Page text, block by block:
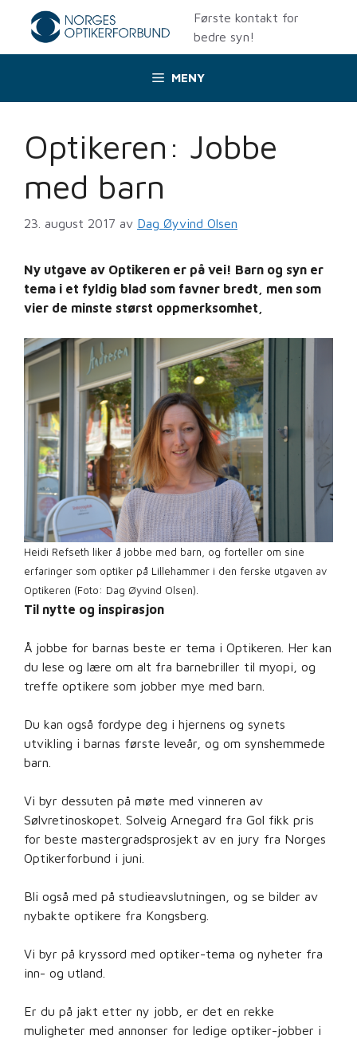
Første kontakt for
bedre syn!
MENY
Optikeren: Jobbe
med barn
23. august 2017 av Dag Øyvind Olsen
Ny utgave av Optikeren er på vei! Barn og syn er
tema i et fyldig blad som favner bredt, men som
vier de minste størst oppmerksomhet,
Heidi Refseth liker å jobbe med barn, og forteller om sine
erfaringer som optiker på Lillehammer i den ferske utgaven av
Optikeren (Foto: Dag Øyvind Olsen).
Til nytte og inspirasjon
Å jobbe for barnas beste er tema i Optikeren. Her kan
du lese og lære om alt fra barnebriller til myopi, og
treffe optikere som jobber mye med barn.
Du kan også fordype deg i hjernens og synets
utvikling i barnas første leveår, og om synshemmede
barn.
Vi byr dessuten på møte med vinneren av
Sølvretinoskopet. Solveig Arnegard fra Gol fikk pris
for beste mastergradsprosjekt av en jury fra Norges
Optikerforbund i juni.
Bli også med på studieavslutningen, og se bilder av
nybakte optikere fra Kongsberg.
Vi byr på kryssord med optiker-tema og nyheter fra
inn- og utland.
Er du på jakt etter ny jobb, er det en rekke
muligheter med annonser for ledige optiker-jobber i